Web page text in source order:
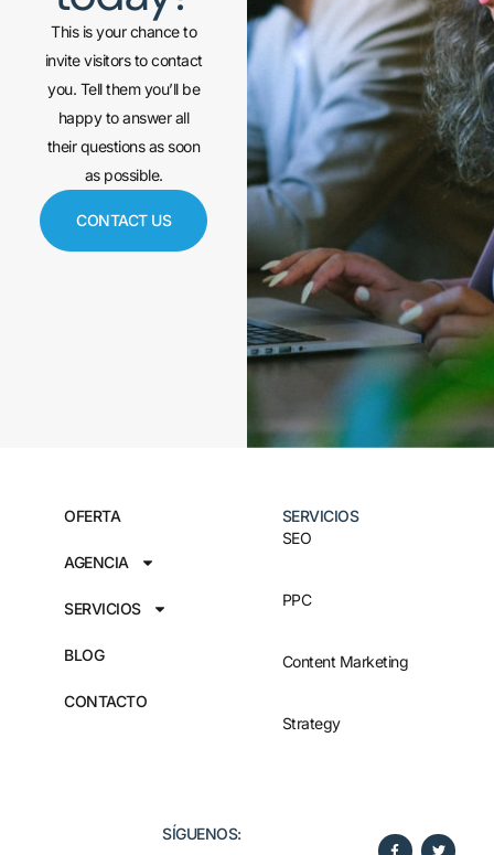
This is your chance to
invite visitors to contact
you. Tell them you’ll be
happy to answer all
their questions as soon
as possible.
CONTACT US
OFERTA
AGENCIA
SERVICIOS
BLOG
CONTACTO
SERVICIOS
SEO
PPC
Content Marketing
Strategy
SÍGUENOS:​